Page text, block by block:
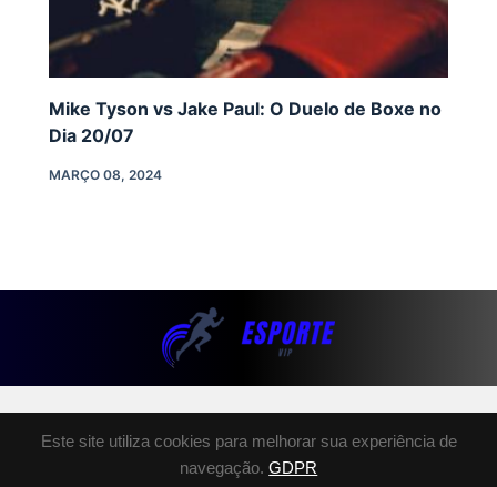
Este site utiliza cookies para melhorar sua experiência de
navegação. GDPR
Mike Tyson vs Jake Paul: O Duelo de Boxe no
Dia 20/07
MARÇO 08, 2024
POLÍTICA DE PRIVACIDADE
TERMOS E CONDIÇÕES